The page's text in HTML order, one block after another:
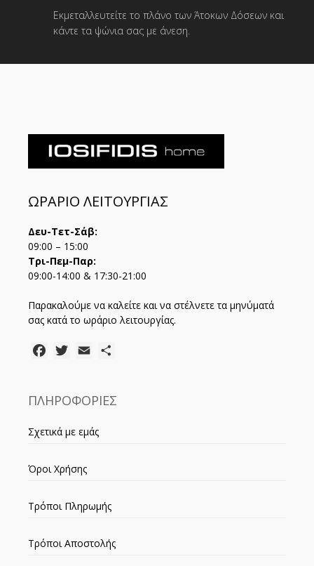
Εκμεταλλευτείτε το πλάνο των Άτοκων Δόσεων και
κάντε τα ψώνια σας με άνεση.
ΩΡΑΡΙΟ ΛΕΙΤΟΥΡΓΙΑΣ
Δευ-Τετ-Σάβ:
09:00 – 15:00
Τρι-Πεμ-Παρ:
09:00-14:00 & 17:30-21:00
Παρακαλούμε να καλείτε και να στέλνετε τα μηνύματά
σας κατά το ωράριο λειτουργίας.
FacebookTwitter
Email
ΠΛΗΡΟΦΟΡΙΕΣ
Σχετικά με εμάς
Όροι Χρήσης
Τρόποι Πληρωμής
Τρόποι Αποστολής